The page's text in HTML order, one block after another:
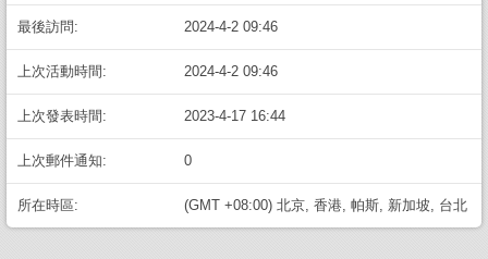
最後訪問: 2024-4-2 09:46
上次活動時間: 2024-4-2 09:46
上次發表時間: 2023-4-17 16:44
上次郵件通知: 0
所在時區: (GMT +08:00) 北京, 香港, 帕斯, 新加坡, 台北